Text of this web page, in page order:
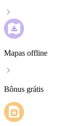
Mapas offline
Bônus grátis